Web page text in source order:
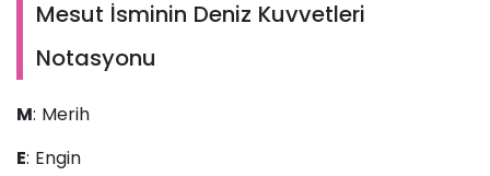
Mesut İsminin Deniz Kuvvetleri
Notasyonu
M: Merih
E: Engin